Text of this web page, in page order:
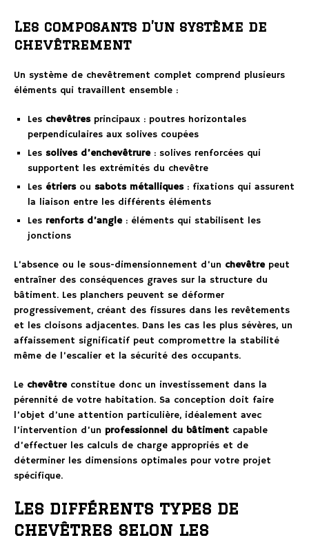
Les composants d’un système de
chevêtrement
Un système de chevêtrement complet comprend plusieurs
éléments qui travaillent ensemble :
Les chevêtresprincipaux : poutres horizontales
perpendiculaires aux solives coupées
Les solives d’enchevêtrure: solives renforcées qui
supportent les extrémités du chevêtre
Les étriersou sabots métalliques: fixations qui assurent
la liaison entre les différents éléments
Les renforts d’angle: éléments qui stabilisent les
jonctions
L’absence ou le sous-dimensionnement d’un chevêtrepeut
entraîner des conséquences graves sur la structure du
bâtiment. Les planchers peuvent se déformer
progressivement, créant des fissures dans les revêtements
et les cloisons adjacentes. Dans les cas les plus sévères, un
affaissement significatif peut compromettre la stabilité
même de l’escalier et la sécurité des occupants.
Le chevêtreconstitue donc un investissement dans la
pérennité de votre habitation. Sa conception doit faire
l’objet d’une attention particulière, idéalement avec
l’intervention d’un professionnel du bâtiment capable
d’effectuer les calculs de charge appropriés et de
déterminer les dimensions optimales pour votre projet
spécifique.
Les différents types de
chevêtres selon les